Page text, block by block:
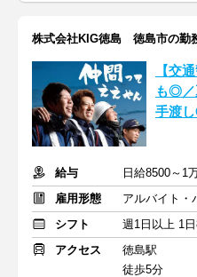
株式会社KIG徳島 徳島市の勤
【交
も◎／
手渡
給与
雇用形態
アルバイト・
シフト
週1日以上 1
アクセス
徳島駅
徒歩5分